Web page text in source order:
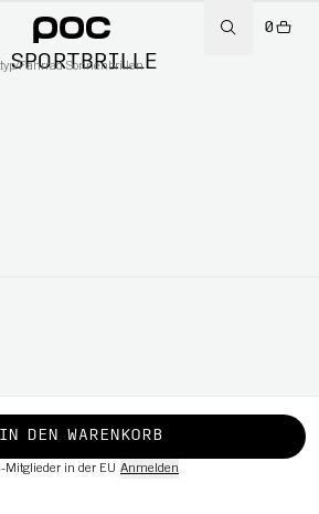
0
/Fahrrad Sonnenbrillen
SPORTBRILLE
IN DEN WARENKORB
Mitglieder in der EU Anmelden